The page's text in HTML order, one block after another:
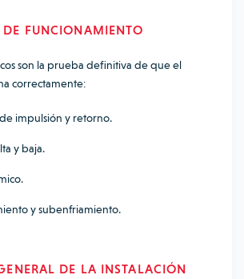
DE FUNCIONAMIENTO
son la prueba definitiva de que el
correctamente:
impulsión y retorno.
y baja.
y subenfriamiento.
DE LA INSTALACIÓN